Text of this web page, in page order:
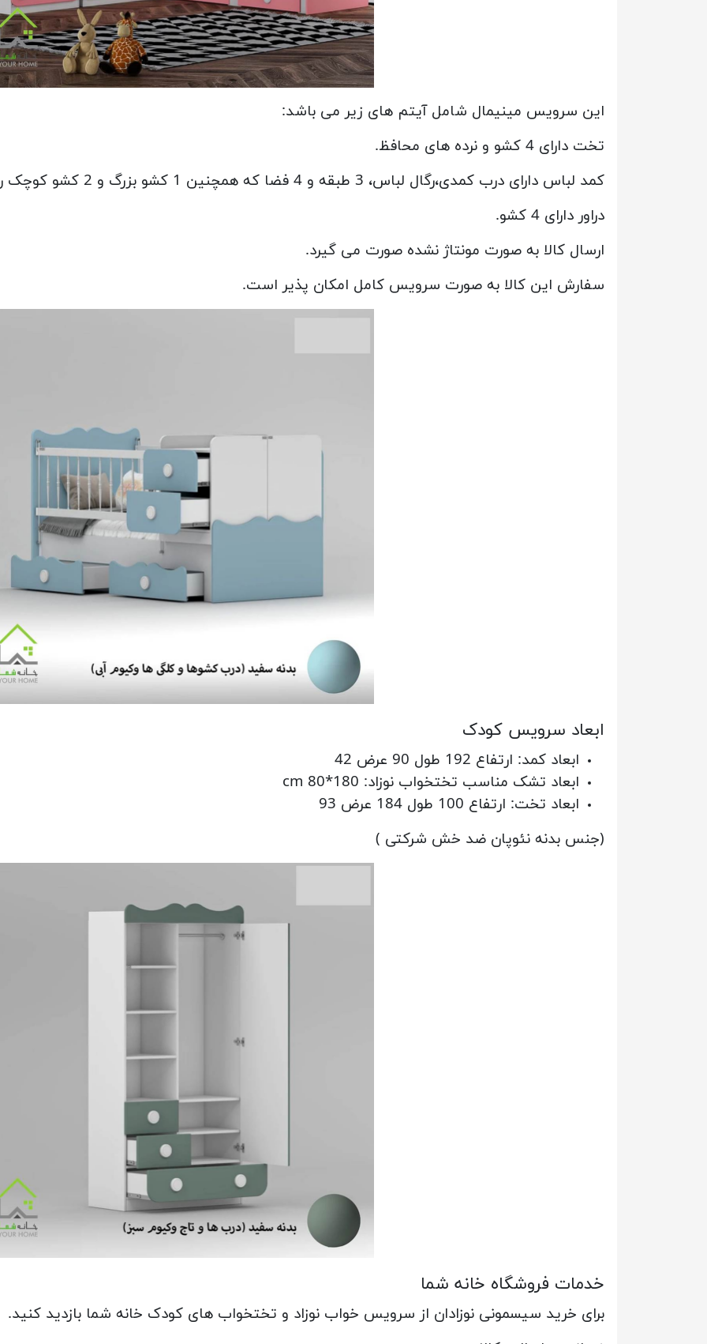
این سرویس مینیمال شامل آیتم های زیر می باشد:
تخت دارای 4 کشو و نرده های محافظ.
کمد لباس دارای درب کمدی،رگال لباس، 3 طبقه و 4 فضا که همچنین 1 کشو بزرگ و 2 کشو کوچک را دارد.
دراور دارای 4 کشو.
ارسال کالا به صورت مونتاژ نشده صورت می گیرد.
سفارش این کالا به صورت سرویس کامل امکان پذیر است.
ابعاد سرویس کودک
ابعاد کمد: ارتفاع 192 طول 90 عرض 42
ابعاد تشک مناسب تختخواب نوزاد: 180*80 cm
ابعاد تخت: ارتفاع 100 طول 184 عرض 93
(جنس بدنه نئوپان ضد خش شرکتی )
خدمات فروشگاه خانه شما
برای خرید سیسمونی نوزادان از سرویس خواب نوزاد و تختخواب های کودک خانه شما بازدید کنید.